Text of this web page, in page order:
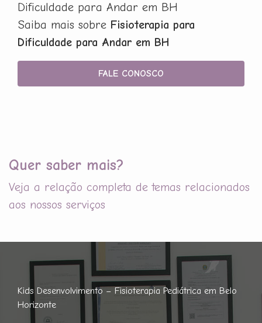
Dificuldade para Andar em BH
Saiba mais sobre Fisioterapia para
Dificuldade para Andar em BH
FALE CONOSCO
Quer saber mais?
Veja a relação completa de temas relacionados
aos nossos serviços
Kids Desenvolvimento – Fisioterapia Pediátrica em Belo
Horizonte